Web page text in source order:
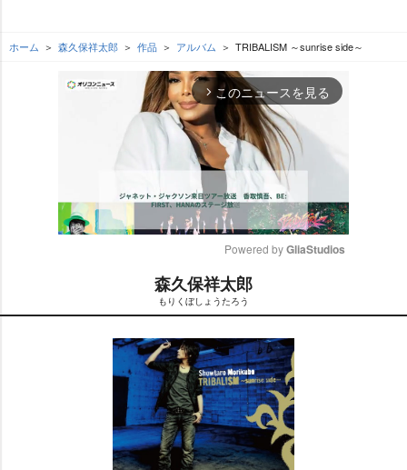
ホーム 森久保祥太郎 作品 アルバム TRIBALISM ～sunrise side～
arrow_forward_ios このニュースを見る
t
e
Powered by GliaStudios
森久保祥太郎
もりくぼしょうたろう